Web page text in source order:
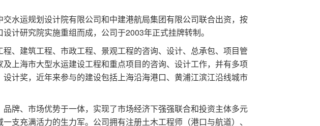
水运规划设计院有限公司和中建港航局集团有限公司联合出资，按
计研究院实施重组而成，公司于2003年正式挂牌转制。
、建筑工程、市政工程、景观工程的咨询、设计、总承包、项目管
上海市大型水运建设工程和重点项目的咨询、设计工作，并有多项
计奖，近年来参与的建设包括上海沿海港口、黄浦江滨江沿线城市
牌、市场优势于一体，实现了市场经济下强强联合和投资主体多元
支充满活力的生力军。公司拥有注册土木工程师（港口与航道）、